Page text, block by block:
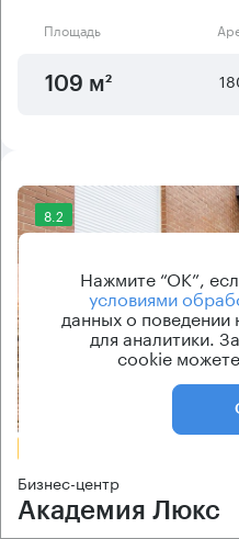
Площадь
109 м²
8.2
Бизнес-центр
Академия Люкс
Нажмите “ОК”,
условиями
данных о
для аналитики.
cookie